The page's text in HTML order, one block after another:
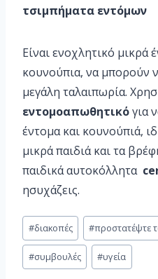
τσιμπήματα εντόμων
Είναι ενοχλητικό μικρά
κουνούπια, να μπορούν
μεγάλη ταλαιπωρία.
εντομοαπωθητικόγια
έντομα και κουνούπιά,
μικρά παιδιά και τα
παιδικά αυτοκόλλητα
ησυχάζεις.
#διακοπές #προστατέψτε
#συμβουλές #υγεία